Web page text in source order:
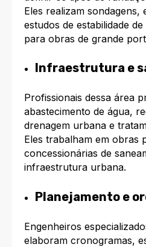
Eles realizam sondagens,
estudos de estabilidade
para obras de grande
Infraestrutura e
Profissionais dessa área
abastecimento de água,
drenagem urbana e
Eles trabalham em obras
concessionárias de
infraestrutura urbana.
Planejamento e
Engenheiros
elaboram cronogramas,